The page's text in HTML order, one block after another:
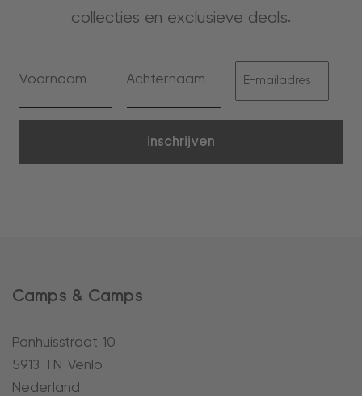
collecties en exclusieve deals.
inschrijven
Camps & Camps
Panhuisstraat 10
5913 TN Venlo
Nederland